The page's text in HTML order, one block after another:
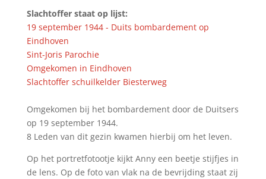
Slachtoffer staat op lijst:
19 september 1944 - Duits bombardement op
Eindhoven
Sint-Joris Parochie
Omgekomen in Eindhoven
Slachtoffer schuilkelder Biesterweg
Omgekomen bij het bombardement door de Duitsers
op 19 september 1944.
8 Leden van dit gezin kwamen hierbij om het leven.
Op het portretfotootje kijkt Anny een beetje stijfjes in
de lens. Op de foto van vlak na de bevrijding staat zij